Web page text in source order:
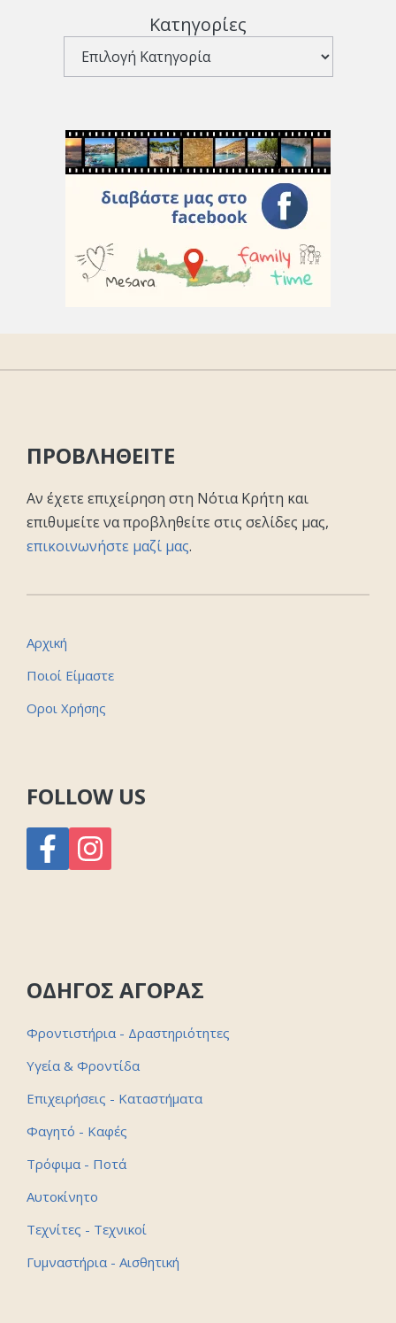
Κατηγορίες
ΠΡΟΒΛΗΘΕΙΤΕ
Αν έχετε επιχείρηση στη Νότια Κρήτη και
επιθυμείτε να προβληθείτε στις σελίδες μας,
επικοινωνήστε μαζί μας.
Αρχική
Ποιοί Είμαστε
Οροι Χρήσης
FOLLOW US
ΟΔΗΓΟΣ ΑΓΟΡΑΣ
Φροντιστήρια - Δραστηριότητες
Υγεία & Φροντίδα
Επιχειρήσεις - Καταστήματα
Φαγητό - Καφές
Τρόφιμα - Ποτά
Αυτοκίνητο
Τεχνίτες - Τεχνικοί
Γυμναστήρια - Αισθητική